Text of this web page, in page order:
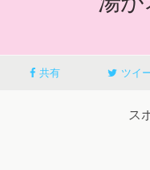
共有 ツイ
ス